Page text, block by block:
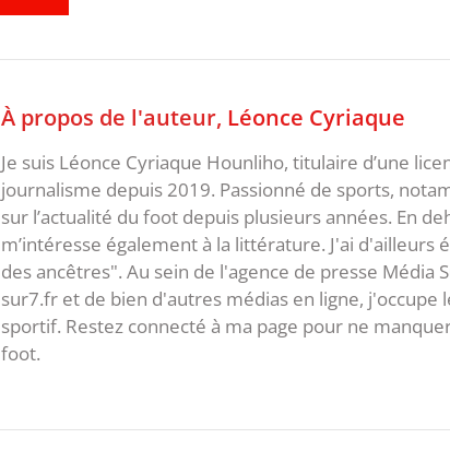
À propos de l'auteur, Léonce Cyriaque
Je suis Léonce Cyriaque Hounliho, titulaire d’une
journalisme depuis 2019. Passionné de sports,
sur l’actualité du foot depuis plusieurs années. En
m’intéresse également à la littérature. J'ai d'ailleurs
des ancêtres". Au sein de l'agence de presse Média
sur7.fr et de bien d'autres médias en ligne, j'occupe
sportif. Restez connecté à ma page pour ne
foot.